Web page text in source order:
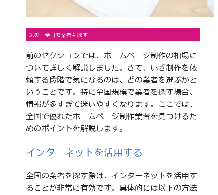
3.①：全国で業者を探す
前のセクションでは、ホームページ制作の相場に
ついて詳しく解説しました。さて、いざ制作を依
頼する段階で気になるのは、どの業者を選ぶかと
いうことです。特に全国規模で業者を探す場合、
情報が多すぎて迷いやすくなります。ここでは、
全国で優れたホームページ制作業者を見つけるた
めのポイントを解説します。
インターネットを活用する
全国の業者を探す際は、インターネットを活用す
ることが非常に有効です。具体的には以下の方法